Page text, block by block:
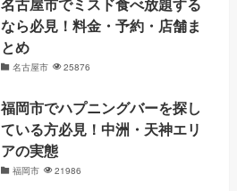
名古屋市でミスド食べ放題する
なら必見！料金・予約・店舗ま
とめ
名古屋市 25876
福岡市でハプニングバーを探し
ている方必見！中洲・天神エリ
アの実態
福岡市 21986